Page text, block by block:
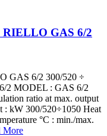
RIELLO GAS 6/2
GAS 6/2 300/520 ÷
2 MODEL : GAS 6/2
ratio at max. output
: kW 300/520÷1050 Heat
°C : min./max.
More